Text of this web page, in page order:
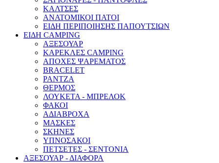
ΚΑΛΤΣΕΣ
ΑΝΑΤΟΜΙΚΟΙ ΠΑΤΟΙ
ΕΙΔΗ ΠΕΡΙΠΟΙΗΣΗΣ ΠΑΠΟΥΤΣΙΩΝ
ΕΙΔΗ CAMPING
ΑΞΕΣΟΥΑΡ
ΚΑΡΕΚΛΕΣ CAMPING
ΑΠΟΧΕΣ ΨΑΡΕΜΑΤΟΣ
BRACELET
ΡΑΝΤΖΑ
ΘΕΡΜΟΣ
ΛΟΥΚΕΤΑ - ΜΠΡΕΛΟΚ
ΦΑΚΟΙ
ΑΔΙΑΒΡΟΧΑ
ΜΑΣΚΕΣ
ΣΚΗΝΕΣ
ΥΠΝΟΣΑΚΟΙ
ΠΕΤΣΕΤΕΣ - ΣΕΝΤΟΝΙΑ
ΑΞΕΣΟΥΑΡ - ΔΙΑΦΟΡΑ